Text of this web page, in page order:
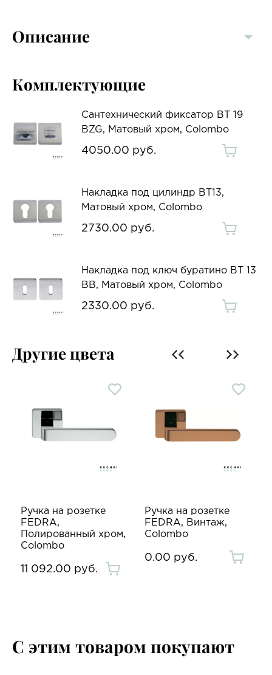
Описание
Комплектующие
Сантехнический фиксатор BT 19
BZG, Матовый хром, Colombo
4050.00 руб.
Накладка под цилиндр BT13,
Матовый хром, Colombo
2730.00 руб.
Накладка под ключ буратино BT 13
BB, Матовый хром, Colombo
2330.00 руб.
Другие цвета
Ручка на розетке
FEDRA,
Полированный хром,
Colombo
11 092.00 руб.
Ручка на розетке
FEDRA, Винтаж,
Colombo
0.00 руб.
С этим товаром покупают